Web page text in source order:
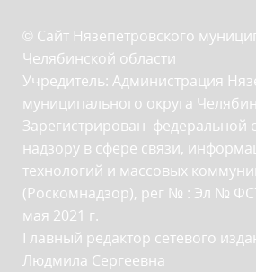
© Сайт Нязепетровского
Челябинской области
Учредитель: Администрация
муниципального округа
Зарегистрирован федеральной
надзору в сфере связи,
технологий и массовых
(Роскомнадзор), рег № : Эл №
мая 2021 г.
Главный редактор сетевого
Людмила Сергеевна